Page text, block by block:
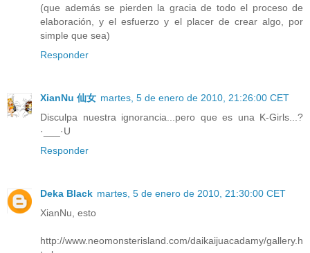
(que además se pierden la gracia de todo el proceso de
elaboración, y el esfuerzo y el placer de crear algo, por
simple que sea)
Responder
XianNu 仙女 martes, 5 de enero de 2010, 21:26:00 CET
Disculpa nuestra ignorancia...pero que es una K-Girls...?
·___·U
Responder
Deka Black martes, 5 de enero de 2010, 21:30:00 CET
XianNu, esto
http://www.neomonsterisland.com/daikaijuacadamy/gallery.h